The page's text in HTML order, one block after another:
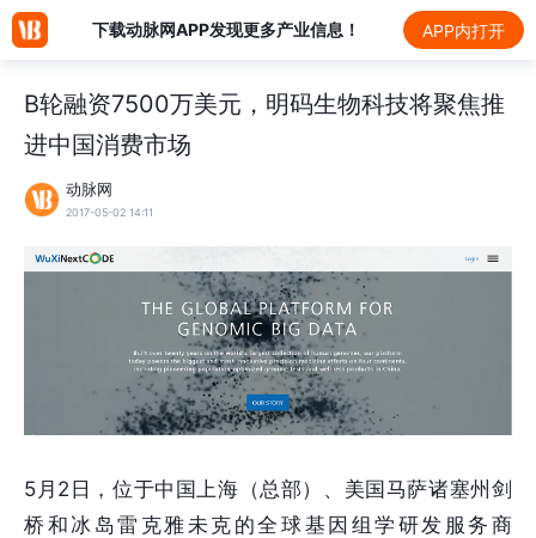
下载动脉网APP发现更多产业信息！ APP内打开
B轮融资7500万美元，明码生物科技将聚焦推
进中国消费市场
动脉网
2017-05-02 14:11
5月2日，位于中国上海（总部）、美国马萨诸塞州剑
桥和冰岛雷克雅未克的全球基因组学研发服务商